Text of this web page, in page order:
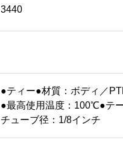
3440
●ティー●材質：ボディ／
●最高使用温度：100℃●テ
チューブ径：1/8インチ